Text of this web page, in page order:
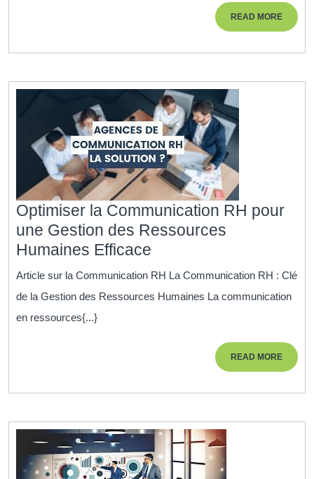
Humaines
Efficace
READ MOREREAD
MORE
Optimiser la Communication RH pour
une Gestion des Ressources
Humaines Efficace
la
Communication
Humaines
Efficace
Article sur la Communication RH La Communication RH : Clé
de la Gestion des Ressources Humaines La communication
en ressources{...}
READ MOREREAD
MORE